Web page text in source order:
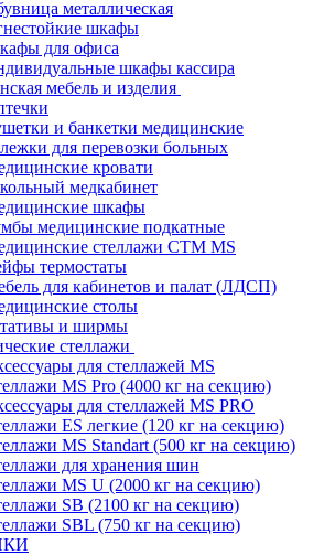
металлическая
шкафы
для офиса
шкафы кассира
мебель и изделия
и банкетки медицинские
для перевозки больных
кровати
медкабинет
шкафы
медицинские подкатные
стеллажи CTM MS
термостаты
для кабинетов и палат (ЛДСП)
столы
и ширмы
стеллажи
для стеллажей MS
MS Pro (4000 кг на секцию)
для стеллажей MS PRO
ES легкие (120 кг на секцию)
MS Standart (500 кг на секцию)
для хранения шин
MS U (2000 кг на секцию)
SB (2100 кг на секцию)
SBL (750 кг на секцию)